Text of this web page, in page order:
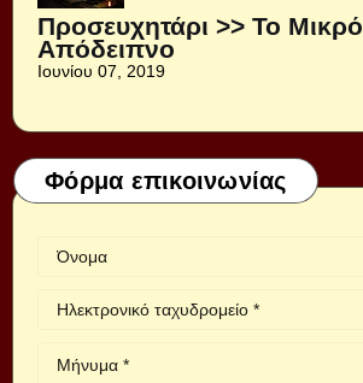
Προσευχητάρι >> Το Μικρό
Απόδειπνο
Ιουνίου 07, 2019
Φόρμα επικοινωνίας